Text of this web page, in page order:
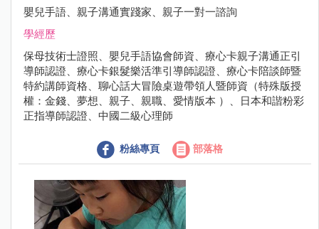
嬰兒手語、親子溝通實踐家、親子一對一諮詢
學經歷
保母技術士證照、嬰兒手語協會師資、療心卡親子溝通正引
導師認證、療心卡銀髮樂活準引導師認證、療心卡陪談師暨
特約講師資格、聊心話大冒險桌遊帶領人暨師資（特殊版授
權：金錢、夢想、親子、親職、愛情版本 ）、日本和諧粉彩
正指導師認證、中國二級心理師
粉絲專頁 部落格